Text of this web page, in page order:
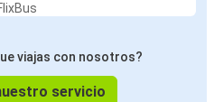
viajas con nosotros?
servicio